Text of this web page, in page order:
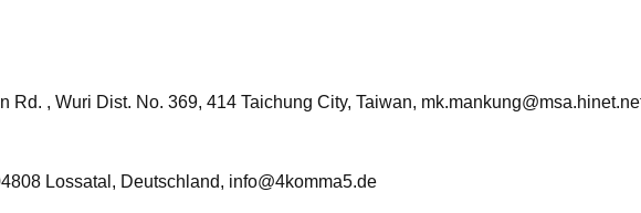
Rd. , Wuri Dist. No. 369, 414 Taichung City, Taiwan,
Lossatal, Deutschland, info@4komma5.de